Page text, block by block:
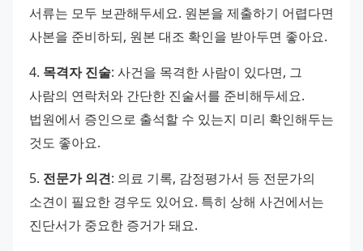
서류는 모두 보관해두세요. 원본을 제출하기 어렵다면
사본을 준비하되, 원본 대조 확인을 받아두면 좋아요.
4. 목격자 진술: 사건을 목격한 사람이 있다면, 그
사람의 연락처와 간단한 진술서를 준비해두세요.
법원에서 증인으로 출석할 수 있는지 미리 확인해두는
것도 좋아요.
5. 전문가 의견: 의료 기록, 감정평가서 등 전문가의
소견이 필요한 경우도 있어요. 특히 상해 사건에서는
진단서가 중요한 증거가 돼요.